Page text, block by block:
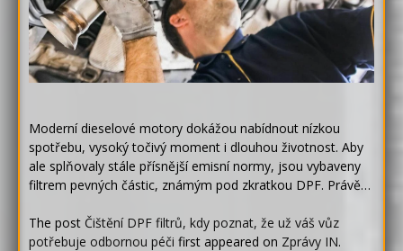
Moderní dieselové motory dokážou nabídnout nízkou
spotřebu, vysoký točivý moment i dlouhou životnost. Aby
ale splňovaly stále přísnější emisní normy, jsou vybaveny
filtrem pevných částic, známým pod zkratkou DPF. Právě…
The post Čištění DPF filtrů, kdy poznat, že už váš vůz
potřebuje odbornou péči first appeared on Zprávy IN.